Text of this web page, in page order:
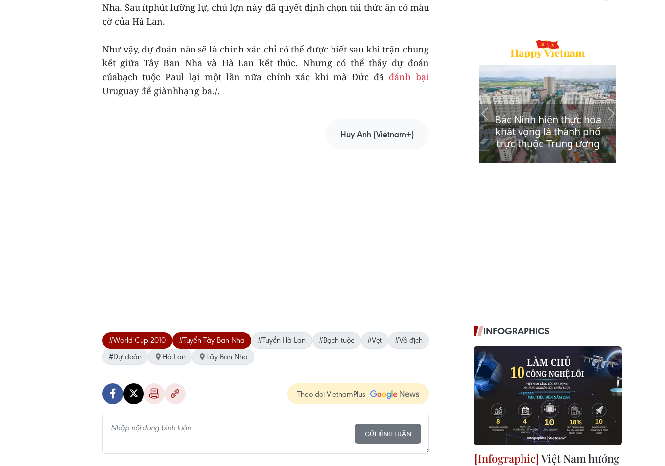
Nha. Sau ítphút lưỡng lự, chú lợn này đã quyết định chọn túi thức ăn có màu
cờ của Hà Lan.
Như vậy, dự đoán nào sẽ là chính xác chỉ có thể được biết sau khi trận chung
kết giữa Tây Ban Nha và Hà Lan kết thúc. Nhưng có thể thấy dự đoán
củabạch tuộc Paul lại một lần nữa chính xác khi mà Đức đã đánh bại
Uruguay để giànhhạng ba./.
Huy Anh (Vietnam+)
#World Cup 2010 #Tuyển Tây Ban Nha #Tuyển Hà Lan #Bạch tuộc #Vẹt
#Vô địch
#Dự đoán
Hà Lan Tây Ban Nha
Theo dõi VietnamPlus
GỬI BÌNH LUẬN
INFOGRAPHICS
Việt Nam hướng